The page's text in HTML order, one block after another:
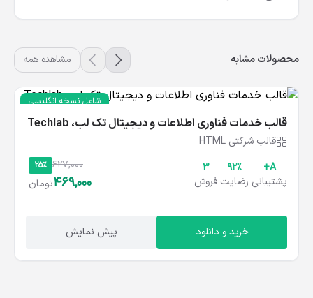
محصولات مشابه مشاهده همه
شامل نسخه انگلیسی
قالب خدمات فناوری اطلاعات و دیجیتال تک‌ لب، Techlab
قالب شرکتی HTML
A+
پشتیبانی
۹۲%
رضایت
3
فروش
25% 627,000
469,000تومان
خرید و دانلود پیش نمایش